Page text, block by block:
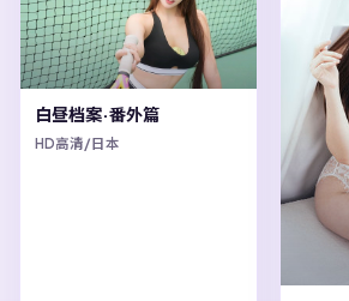
白昼档案·番外篇
HD高清/日本